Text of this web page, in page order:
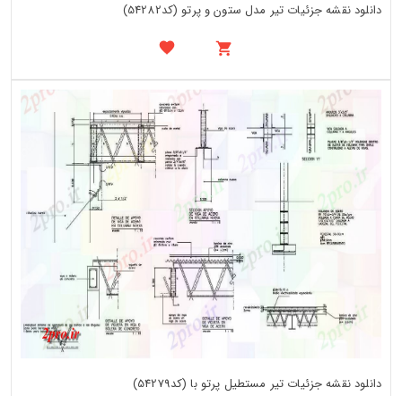
دانلود نقشه جزئیات تیر مدل ستون و پرتو (کد54282)
دانلود نقشه جزئیات تیر مستطیل پرتو با (کد54279)